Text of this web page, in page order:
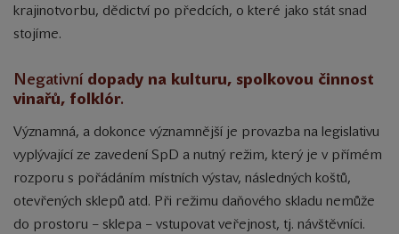
krajinotvorbu, dědictví po předcích, o které jako stát snad
stojíme.
Negativní dopady na kulturu, spolkovou činnost
vinařů, folklór.
Významná, a dokonce významnější je provazba na legislativu
vyplývající ze zavedení SpD a nutný režim, který je v přímém
rozporu s pořádáním místních výstav, následných koštů,
otevřených sklepů atd. Při režimu daňového skladu nemůže
do prostoru – sklepa – vstupovat veřejnost, tj. návštěvníci.